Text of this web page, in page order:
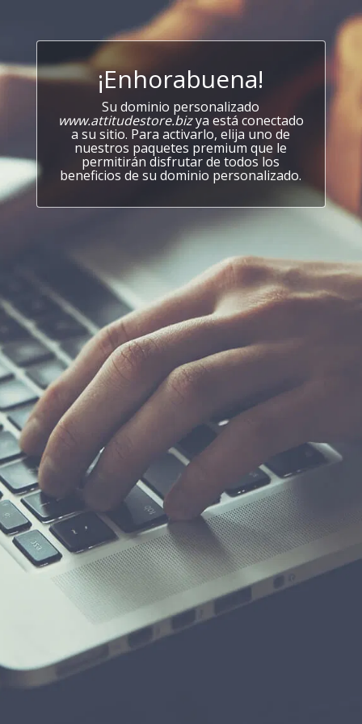
¡Enhorabuena!
Su dominio personalizado
www.attitudestore.bizya está conectado
a su sitio. Para activarlo, elija uno de
nuestros paquetes premium que le
permitirán disfrutar de todos los
beneficios de su dominio personalizado.